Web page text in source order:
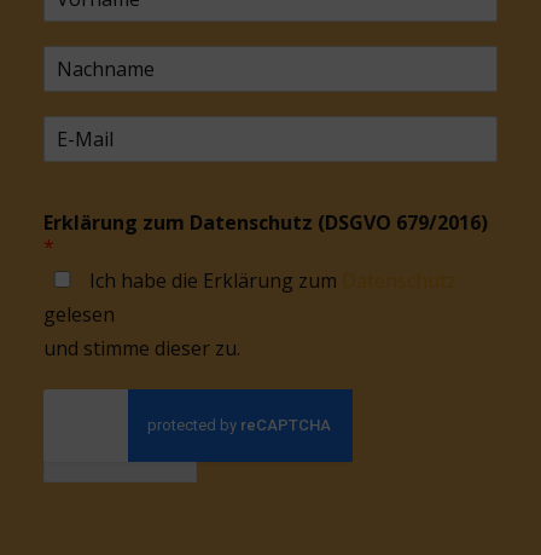
Erklärung zum Datenschutz (DSGVO 679/2016)
*
Ich habe die Erklärung zum
gelesen
und stimme dieser zu.